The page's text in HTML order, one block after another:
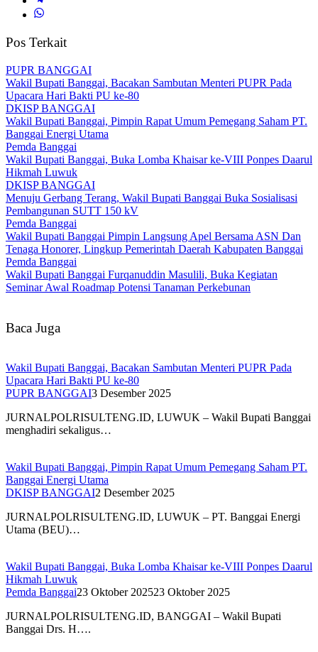
Pos Terkait
PUPR BANGGAI
Wakil Bupati Banggai, Bacakan Sambutan Menteri PUPR Pada
Upacara Hari Bakti PU ke-80
DKISP BANGGAI
Wakil Bupati Banggai, Pimpin Rapat Umum Pemegang Saham PT.
Banggai Energi Utama
Pemda Banggai
Wakil Bupati Banggai, Buka Lomba Khaisar ke-VIII Ponpes Daarul
Hikmah Luwuk
DKISP BANGGAI
Menuju Gerbang Terang, Wakil Bupati Banggai Buka Sosialisasi
Pembangunan SUTT 150 kV
Pemda Banggai
Wakil Bupati Banggai Pimpin Langsung Apel Bersama ASN Dan
Tenaga Honorer, Lingkup Pemerintah Daerah Kabupaten Banggai
Pemda Banggai
Wakil Bupati Banggai Furqanuddin Masulili, Buka Kegiatan
Seminar Awal Roadmap Potensi Tanaman Perkebunan
Baca Juga
Wakil Bupati Banggai, Bacakan Sambutan Menteri PUPR Pada
Upacara Hari Bakti PU ke-80
PUPR BANGGAI3 Desember 2025
JURNALPOLRISULTENG.ID, LUWUK – Wakil Bupati Banggai
menghadiri sekaligus…
Wakil Bupati Banggai, Pimpin Rapat Umum Pemegang Saham PT.
Banggai Energi Utama
DKISP BANGGAI2 Desember 2025
JURNALPOLRISULTENG.ID, LUWUK – PT. Banggai Energi
Utama (BEU)…
Wakil Bupati Banggai, Buka Lomba Khaisar ke-VIII Ponpes Daarul
Hikmah Luwuk
Pemda Banggai23 Oktober 202523 Oktober 2025
JURNALPOLRISULTENG.ID, BANGGAI – Wakil Bupati
Banggai Drs. H….